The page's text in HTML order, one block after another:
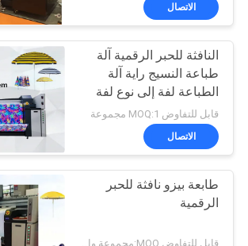
الاتصال
النافثة للحبر الرقمية آلة
طباعة النسيج راية آلة
الطباعة لفة إلى نوع لفة
قابل للتفاوض MOQ:1 مجموعة
الاتصال
طابعة بيزو نافثة للحبر
الرقمية